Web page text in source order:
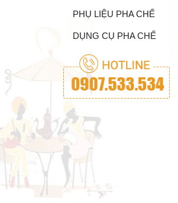
PHỤ LIỆU PHA CHẾ
DỤNG CỤ PHA CHẾ